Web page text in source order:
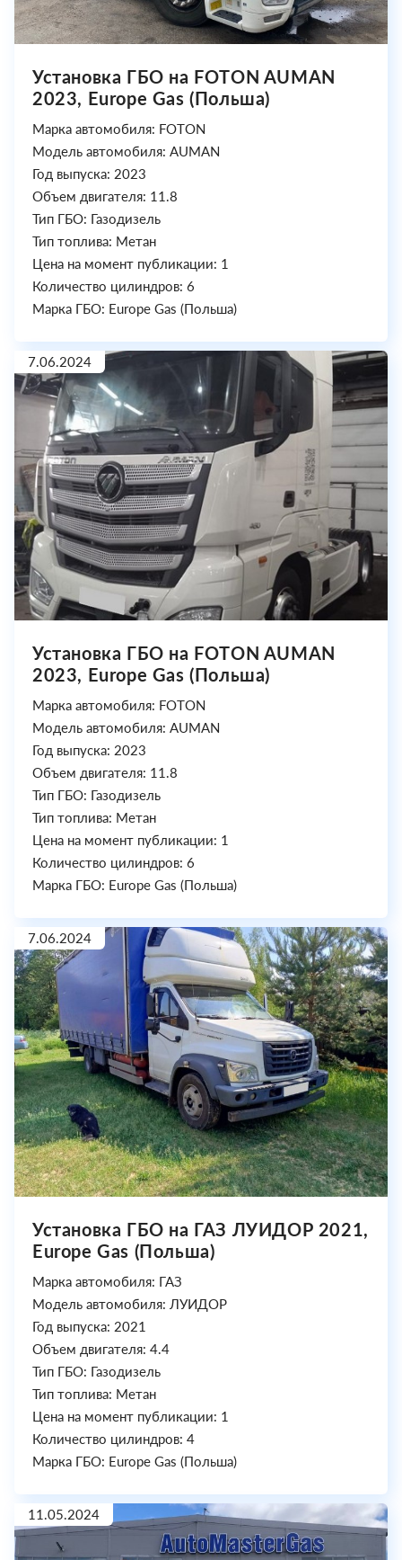
Установка ГБО на FOTON AUMAN
2023, Europe Gas (Польша)
Марка автомобиля: FOTON
Модель автомобиля: AUMAN
Год выпуска: 2023
Объем двигателя: 11.8
Тип ГБО: Газодизель
Тип топлива: Метан
Цена на момент публикации: 1
Количество цилиндров: 6
Марка ГБО: Europe Gas (Польша)
7.06.2024
Установка ГБО на FOTON AUMAN
2023, Europe Gas (Польша)
Марка автомобиля: FOTON
Модель автомобиля: AUMAN
Год выпуска: 2023
Объем двигателя: 11.8
Тип ГБО: Газодизель
Тип топлива: Метан
Цена на момент публикации: 1
Количество цилиндров: 6
Марка ГБО: Europe Gas (Польша)
7.06.2024
Установка ГБО на ГАЗ ЛУИДОР 2021,
Europe Gas (Польша)
Марка автомобиля: ГАЗ
Модель автомобиля: ЛУИДОР
Год выпуска: 2021
Объем двигателя: 4.4
Тип ГБО: Газодизель
Тип топлива: Метан
Цена на момент публикации: 1
Количество цилиндров: 4
Марка ГБО: Europe Gas (Польша)
11.05.2024